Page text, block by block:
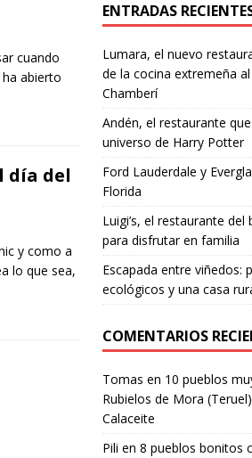
cuando
abierto
día del
y como a
lo que sea,
ENTRADAS
Lumara, el nuevo
de la cocina extremeña
Chamberí
Andén, el restaurante
universo de Harry Potter
Ford Lauderdale y
Florida
Luigi’s, el restaurante
para disfrutar en familia
Escapada entre viñedos:
ecológicos y una casa
COMENTARIOS
Tomas en 10 pueblos
Rubielos de Mora
Calaceite
Pili en 8 pueblos bonitos